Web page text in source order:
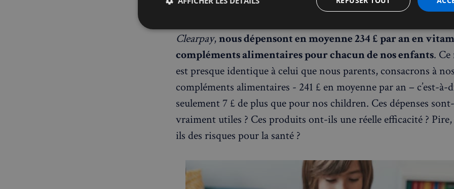
Clearpay,nous dépensont en moyenne 234 £ par an en
compléments alimentaires pour chacun de nos enfants.
est presque identique à celui que nous parents, consacrons à
compléments alimentaires - 241 £ en moyenne par an – c’est-à-
seulement 7 £ de plus que pour nos children. Ces dépenses
vraiment utiles ? Ces produits ont-ils une réelle efficacité ?
ils des risques pour la santé ?
Strictement
nécessaires
Performance Ciblage
Strictement nécessaires Fonctionnalité
la gestion des comptes. Le site Web ne peut pas être utilisé correctement sans les cookies strictement
_px3
5 minutes
27
Ce cookie est utilisé à des fins de
les visiteurs malveillants sur le site